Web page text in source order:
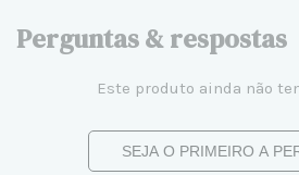
Perguntas & respostas
Este produto ainda não
SEJA O PRIMEIRO A